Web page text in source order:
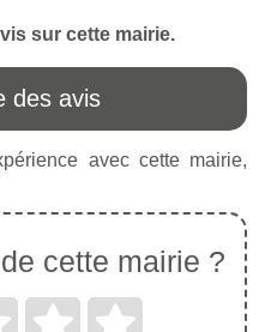
sur cette mairie.
des avis
avec cette mairie,
cette mairie ?